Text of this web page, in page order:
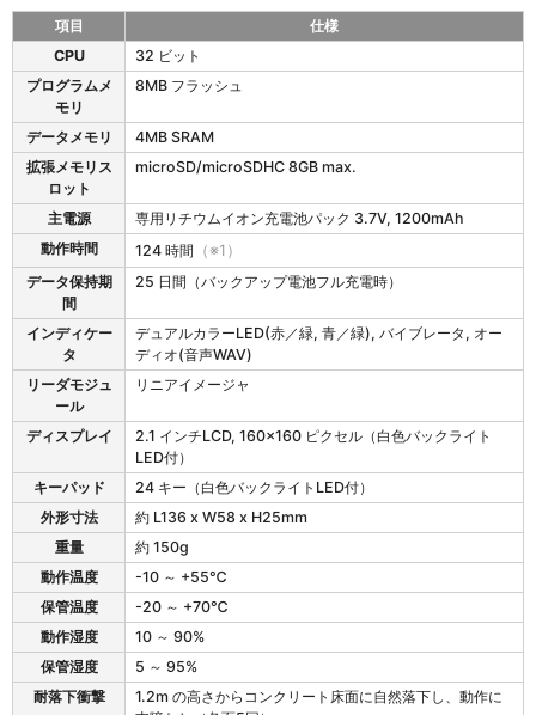
2
仕
項目
仕様
CPU
32 ビット
プログラムメ
モリ
8MB フラッシュ
データメモリ
4MB SRAM
拡張メモリス
ロット
microSD/microSDHC 8GB max.
主電源
専用リチウムイオン充電池パック 3.7V, 1200mAh
動作時間
124 時間 （※1）
データ保持期
間
25 日間（バックアップ電池フル充電時）
インディケー
タ
デュアルカラーLED(赤／緑, 青／緑), バイブレータ, オー
ディオ(音声WAV)
リーダモジュ
ール
リニアイメージャ
ディスプレイ
2.1 インチLCD, 160x160 ピクセル（白色バックライト
LED付）
キーパッド
24 キー（白色バックライトLED付）
外形寸法
約 L136 x W58 x H25mm
重量
約 150g
動作温度
-10 ～ +55℃
保管温度
-20 ～ +70℃
動作湿度
10 ～ 90%
保管湿度
5 ～ 95%
耐落下衝撃
1.2m の高さからコンクリート床面に自然落下し、動作に